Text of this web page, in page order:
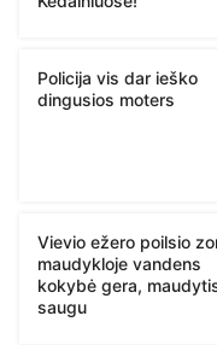
Policija vis dar ieško
dingusios moters
Vievio ežero poilsio
maudykloje vandens
kokybė gera,
saugu